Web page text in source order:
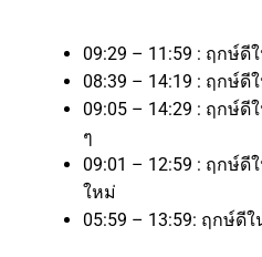
09:29 – 11:59 : ฤกษ์
08:39 – 14:19 : ฤกษ์
09:05 – 14:29 : ฤกษ์ดี
ๆ
09:01 – 12:59 : ฤกษ์ดี
ใหม่
05:59 – 13:59: ฤกษ์ดี